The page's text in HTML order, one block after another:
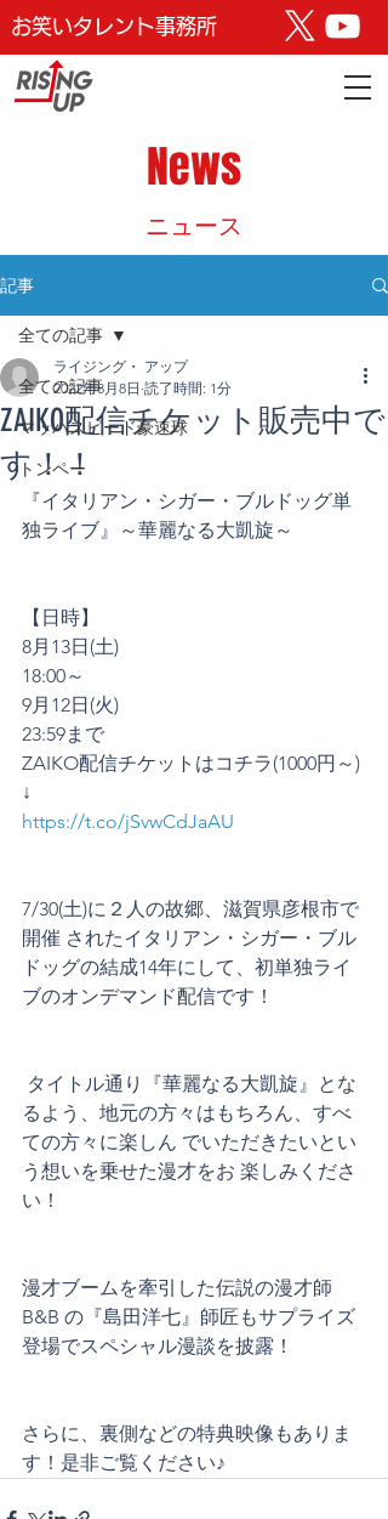
お笑いタレント事務所
News
​ニュース
記事
全ての記事
マッハスピード豪速球
トンペー
全ての記事
ZAIKO配信チケット販売中で
す！！
ライジング・ アップ
2022年8月8日 読了時間: 1分
『イタリアン・シガー・ブルドッグ単
独ライブ』～華麗なる大凱旋～
【日時】
8月13日(土)
18:00～
9月12日(火)
23:59まで
ZAIKO配信チケットはコチラ(1000円～)
↓
https://t.co/jSvwCdJaAU
7/30(土)に２人の故郷、滋賀県彦根市で
開催 されたイタリアン・シガー・ブル
ドッグの結成14年にして、初単独ライ
ブのオンデマンド配信です！
るよう、地元の方々はもちろん、すべ
ての方々に楽しん でいただきたいとい
う想いを乗せた漫才をお 楽しみくださ
い！
漫才ブームを牽引した伝説の漫才師
B&B の『島田洋七』師匠もサプライズ
登場でスペシャル漫談を披露！
さらに、裏側などの特典映像もありま
す！是非ご覧ください♪